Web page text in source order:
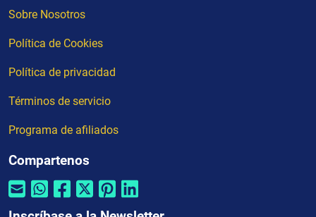
Sobre Nosotros
Política de Cookies
Política de privacidad
Términos de servicio
Programa de afiliados
Compartenos